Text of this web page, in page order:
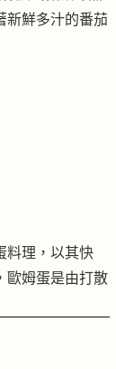
新鮮多汁的番茄
料理，以其快
歐姆蛋是由打散